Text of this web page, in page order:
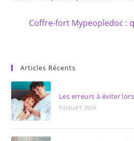
Coffre-fort Mypeopledoc :
Articles Récents
Les erreurs à éviter
9 JUILLET 2026